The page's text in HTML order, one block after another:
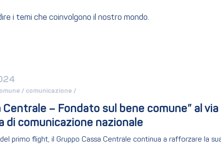
i temi che coinvolgono il nostro mondo.
/ comunicazione /
Centrale – Fondato sul bene comune” al
di comunicazione nazionale
primo flight, il Gruppo Cassa Centrale continua a rafforzare la